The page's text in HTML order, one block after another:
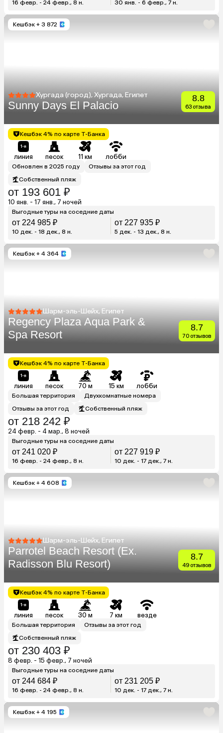
16 февр. - 24 февр., 8 н. 30 янв. - 6 февр., 7 н.
Кешбэк + 3 872
Хургада (город), Хургада, Египет
Sunny Days El Palacio
8.8
63 отзыва
Кешбэк 4% по карте Т-Банка
линия песок 11 км лобби
Обновлен в 2025 году
Отзывы за этот год
Собственный пляж
от 193 601 ₽
10 янв. - 17 янв., 7 ночей
Выгодные туры на соседние даты
от 224 985 ₽
10 дек. - 18 дек., 8 н.
от 227 935 ₽
5 дек. - 13 дек., 8 н.
Кешбэк + 4 364
Шарм-эль-Шейх, Египет
Regency Plaza Aqua Park &
Spa Resort
8.7
70 отзывов
Кешбэк 4% по карте Т-Банка
линия песок 70 м 15 км лобби
Большая территория
Двухкомнатные номера
Отзывы за этот год
Собственный пляж
от 218 242 ₽
24 февр. - 4 мар., 8 ночей
Выгодные туры на соседние даты
от 241 020 ₽
16 февр. - 24 февр., 8 н.
от 227 919 ₽
10 дек. - 17 дек., 7 н.
Кешбэк + 4 608
Шарм-эль-Шейх, Египет
Parrotel Beach Resort (Ex.
Radisson Blu Resort)
8.7
49 отзывов
Кешбэк 4% по карте Т-Банка
линия песок 30 м 7 км везде
Большая территория
Отзывы за этот год
Собственный пляж
от 230 403 ₽
8 февр. - 15 февр., 7 ночей
Выгодные туры на соседние даты
от 244 684 ₽
16 февр. - 24 февр., 8 н.
от 231 205 ₽
10 дек. - 17 дек., 7 н.
Кешбэк + 4 195